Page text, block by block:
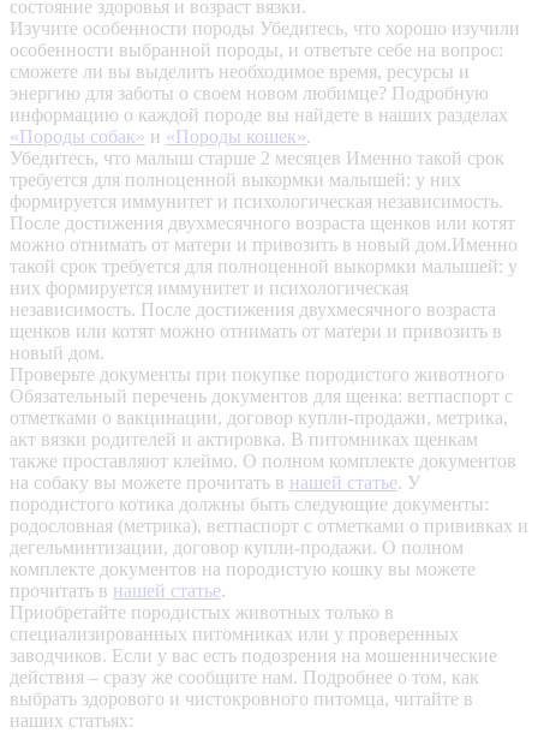
состояние здоровья и возраст вязки.
Изучите особенности породы Убедитесь, что хорошо изучили
особенности выбранной породы, и ответьте себе на вопрос:
сможете ли вы выделить необходимое время, ресурсы и
энергию для заботы о своем новом любимце? Подробную
информацию о каждой породе вы найдете в наших разделах
«Породы собак» и «Породы кошек».
Убедитесь, что малыш старше 2 месяцев Именно такой срок
требуется для полноценной выкормки малышей: у них
формируется иммунитет и психологическая независимость.
После достижения двухмесячного возраста щенков или котят
можно отнимать от матери и привозить в новый дом.Именно
такой срок требуется для полноценной выкормки малышей: у
них формируется иммунитет и психологическая
независимость. После достижения двухмесячного возраста
щенков или котят можно отнимать от матери и привозить в
новый дом.
Проверьте документы при покупке породистого животного
Обязательный перечень документов для щенка: ветпаспорт с
отметками о вакцинации, договор купли-продажи, метрика,
акт вязки родителей и актировка. В питомниках щенкам
также проставляют клеймо. О полном комплекте документов
на собаку вы можете прочитать в нашей статье. У
породистого котика должны быть следующие документы:
родословная (метрика), ветпаспорт с отметками о прививках и
дегельминтизации, договор купли-продажи. О полном
комплекте документов на породистую кошку вы можете
прочитать в нашей статье.
Приобретайте породистых животных только в
специализированных питомниках или у проверенных
заводчиков. Если у вас есть подозрения на мошеннические
действия – сразу же сообщите нам. Подробнее о том, как
выбрать здорового и чистокровного питомца, читайте в
наших статьях: